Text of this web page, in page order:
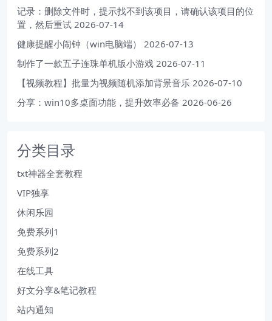
记录：删除文件时，提示找不到该项目，请确认该项目的位
置，然后重试 2026-07-14
健康提醒小闹钟（win电脑端）
2026-07-13
制作了一款五子连珠单机版小游戏 2026-07-11
【视频教程】批量为视频随机添加背景音乐 2026-07-10
分享：win10多桌面功能，提升效率必备 2026-06-26
分类目录
txt神器全套教程
VIP独享
休闲乐园
免费系列1
免费系列2
在线工具
好文分享&笔记教程
站内通知